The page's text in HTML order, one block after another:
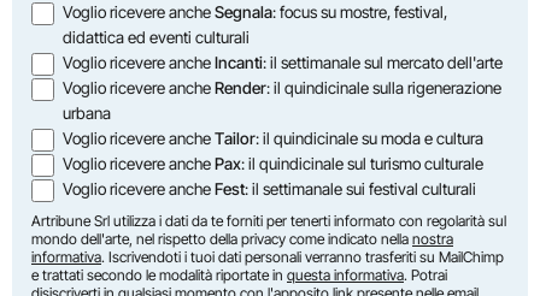
Opzioni
Voglio ricevere ancheSegnala: focus su mostre, festival,
didattica ed eventi culturali
Voglio ricevere ancheIncanti: il settimanale sul mercato dell'arte
Voglio ricevere ancheRender: il quindicinale sulla rigenerazione
urbana
Voglio ricevere ancheTailor: il quindicinale su moda e cultura
Voglio ricevere anchePax: il quindicinale sul turismo culturale
Voglio ricevere ancheFest: il settimanale sui festival culturali
Artribune Srl utilizza i dati da te forniti per tenerti informato con regolarità sul
mondo dell'arte, nel rispetto della privacy come indicato nella nostra
informativa. Iscrivendoti i tuoi dati personali verranno trasferiti su MailChimp
e trattati secondo le modalità riportate in questa informativa. Potrai